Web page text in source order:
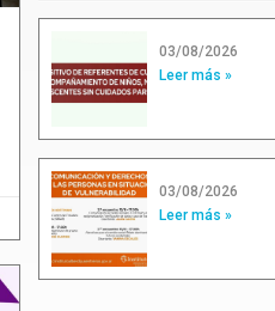
03/08/2026
Leer más »
03/08/2026
Leer más »